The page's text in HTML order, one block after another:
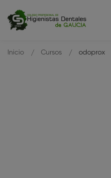
Inicio Cursos odoprox